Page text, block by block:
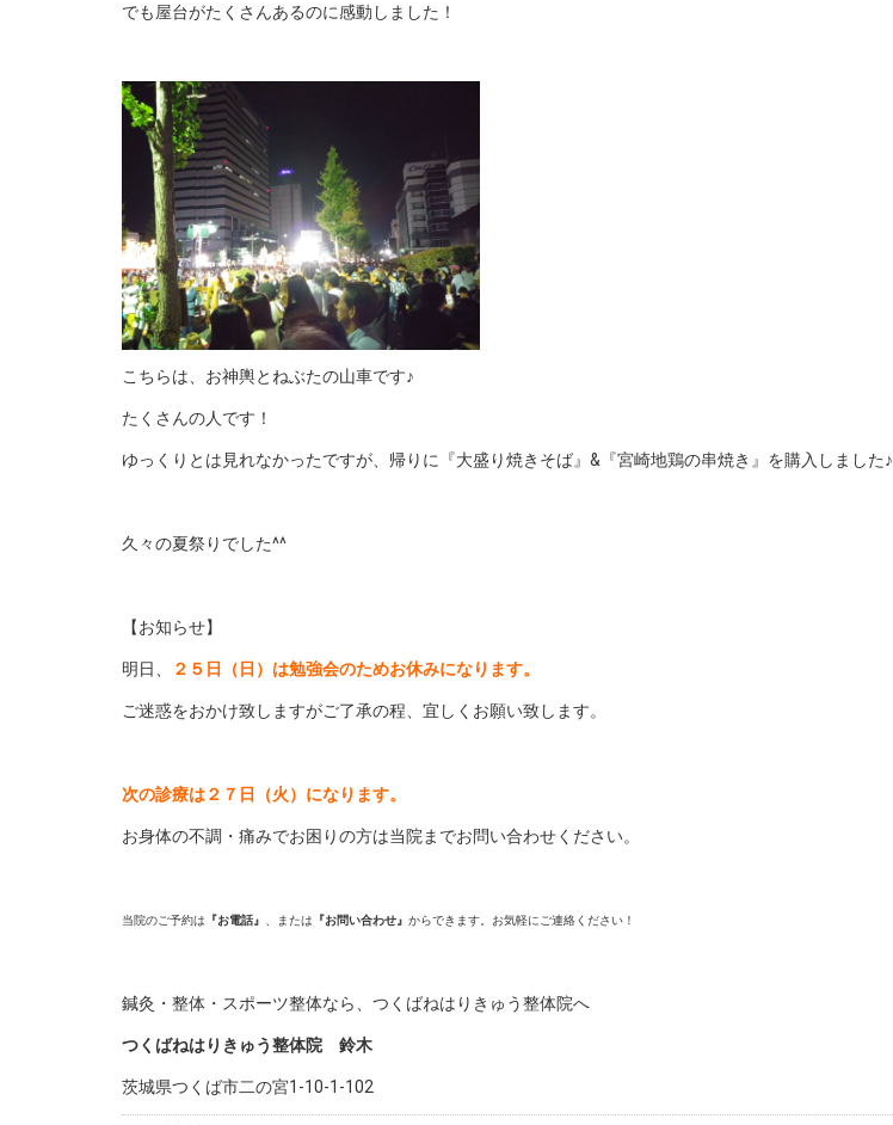
でも屋台がたくさんあるのに感動しました！
こちらは、お神輿とねぶたの山車です♪
たくさんの人です！
ゆっくりとは見れなかったですが、帰りに『大盛り焼きそば』&『宮崎地鶏の串焼き』を購入しました♪
久々の夏祭りでした^^
【お知らせ】
明日、 ２５日（日）は勉強会のためお休みになります。
ご迷惑をおかけ致しますがご了承の程、宜しくお願い致します。
次の診療は２７日（火）になります。
お身体の不調・痛みでお困りの方は当院までお問い合わせください。
当院のご予約は 『お電話』 、または 『お問い合わせ』 からできます。お気軽にご連絡ください！
鍼灸・整体・スポーツ整体なら、つくばねはりきゅう整体院へ
つくばねはりきゅう整体院 鈴木
茨城県つくば市二の宮1-10-1-102